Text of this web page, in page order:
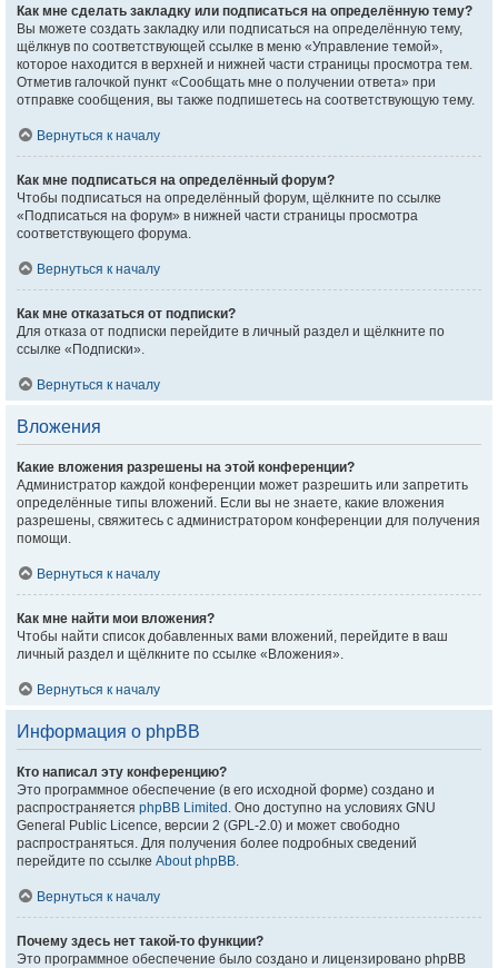
Как мне сделать закладку или подписаться на определённую тему?
Вы можете создать закладку или подписаться на определённую тему,
щёлкнув по соответствующей ссылке в меню «Управление темой»,
которое находится в верхней и нижней части страницы просмотра тем.
Отметив галочкой пункт «Сообщать мне о получении ответа» при
отправке сообщения, вы также подпишетесь на соответствующую тему.
Вернуться к началу
Как мне подписаться на определённый форум?
Чтобы подписаться на определённый форум, щёлкните по ссылке
«Подписаться на форум» в нижней части страницы просмотра
соответствующего форума.
Вернуться к началу
Как мне отказаться от подписки?
Для отказа от подписки перейдите в личный раздел и щёлкните по
ссылке «Подписки».
Вернуться к началу
Вложения
Какие вложения разрешены на этой конференции?
Администратор каждой конференции может разрешить или запретить
определённые типы вложений. Если вы не знаете, какие вложения
разрешены, свяжитесь с администратором конференции для получения
помощи.
Вернуться к началу
Как мне найти мои вложения?
Чтобы найти список добавленных вами вложений, перейдите в ваш
личный раздел и щёлкните по ссылке «Вложения».
Вернуться к началу
Информация о phpBB
Кто написал эту конференцию?
Это программное обеспечение (в его исходной форме) создано и
распространяется phpBB Limited . Оно доступно на условиях GNU
General Public Licence, версии 2 (GPL-2.0) и может свободно
распространяться. Для получения более подробных сведений
перейдите по ссылке About phpBB.
Вернуться к началу
Почему здесь нет такой-то функции?
Это программное обеспечение было создано и лицензировано phpBB